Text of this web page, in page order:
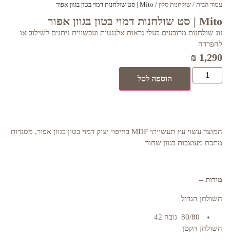
עמוד הבית / שולחנות סלון / Mito | סט שולחנות דמוי בטון בגוון אפור
Mito | סט שולחנות דמוי בטון בגוון אפור
זוג שולחנות מרובעים בעלי נראות אלגנטית ועכשווית ניתנים לשילוב או
להפרדה
₪ 1,290
הוספה לסל
המוצר עשוי עץ תעשייתי MDF בחיפוי יצוק דמוי בטון בגוון אפור, מסגרות
מתכת מעוצבות בגוון שחור
מידות –
השולחן הגדול
השולחן הקטן